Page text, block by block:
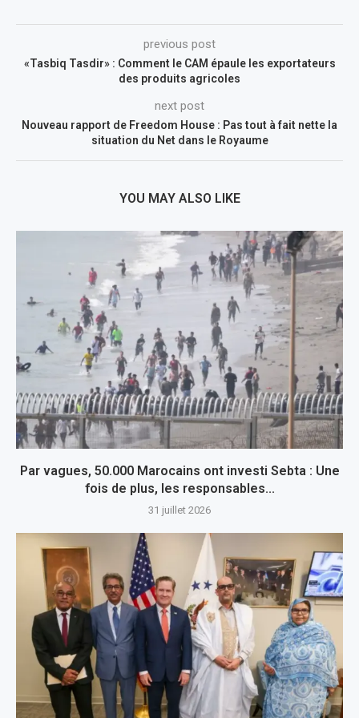
previous post
«Tasbiq Tasdir» : Comment le CAM épaule les exportateurs
des produits agricoles
next post
Nouveau rapport de Freedom House : Pas tout à fait nette la
situation du Net dans le Royaume
YOU MAY ALSO LIKE
Par vagues, 50.000 Marocains ont investi Sebta : Une
fois de plus, les responsables...
31 juillet 2026